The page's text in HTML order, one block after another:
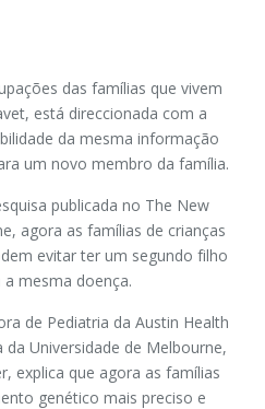
das famílias que vivem
está direccionada com a
da mesma informação
um novo membro da família.
publicada no The New
agora as famílias de crianças
evitar ter um segundo filho
mesma doença.
de Pediatria da Austin Health
Universidade de Melbourne,
explica que agora as famílias
genético mais preciso e